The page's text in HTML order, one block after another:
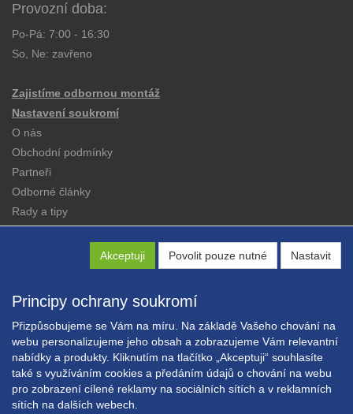
Akceptuji Povolit pouze nutné Nastavit
Principy ochrany soukromí
Přizpůsobujeme se Vám na míru. Na základě Vašeho chování na
webu personalizujeme jeho obsah a zobrazujeme Vám relevantní
nabídky a produkty. Kliknutím na tlačítko „Akceptuji“ souhlasíte
také s využíváním cookies a předáním údajů o chování na webu
pro zobrazení cílené reklamy na sociálních sítích a v reklamních
sítích na dalších webech.
Provozní doba:
Po-Pá: 7:00 - 16:30
So, Ne: zavřeno
Zajistíme odbornou montáž
Nastavení soukromí
O nás
Obchodní podmínky
Partneři
Odborné články
Rady a tipy
Copyright © EXPRESS ALARM Czech s.r.o.
Powered byABRA E-shop